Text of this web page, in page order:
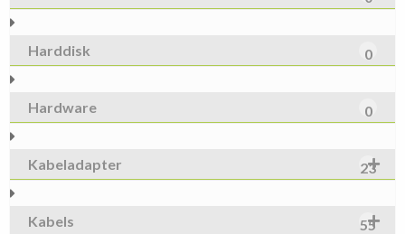
Harddisk 0
Hardware 0
Kabeladapter 23
Kabels 55